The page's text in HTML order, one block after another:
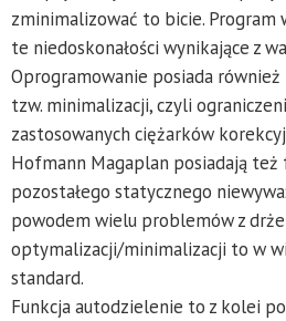
zminimalizować to bicie. Program
te niedoskonałości wynikające z
Oprogramowanie posiada
tzw. minimalizacji, czyli
zastosowanych ciężarków
Hofmann Magaplan posiadają
pozostałego statycznego
powodem wielu problemów z
optymalizacji/minimalizacji to w
standard.
Funkcja autodzielenie to z kolei